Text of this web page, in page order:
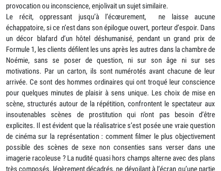
provocation ou inconscience, enjolivait un sujet similaire.
Le récit, oppressant jusqu’à l’écœurement, ne laisse aucune
échappatoire, si ce n’est dans son épilogue ouvert, porteur d’espoir. Dans
un décor blafard d’un hôtel déshumanisé, pendant un grand prix de
Formule 1, les clients défilent les uns après les autres dans la chambre de
Noémie, sans se poser de question, ni sur son âge ni sur ses
motivations. Par un carton, ils sont numérotés avant chacune de leur
arrivée. Ce sont des hommes ordinaires qui ont troqué leur conscience
pour quelques minutes de plaisir à sens unique. Les choix de mise en
scène, structurés autour de la répétition, confrontent le spectateur aux
insoutenables scènes de prostitution qui n’ont pas besoin d’être
explicites. Il est évident que la réalisatrice s’est posée une vraie question
de cinéma sur la représentation : comment filmer le plus objectivement
possible des scènes de sexe non consenties sans verser dans une
imagerie racoleuse ? La nudité quasi hors champs alterne avec des plans
très composés, légèrement décadrés, ne dévoilant à l’écran qu’une partie